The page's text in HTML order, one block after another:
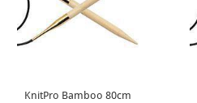
KnitPro Bamboo 80cm